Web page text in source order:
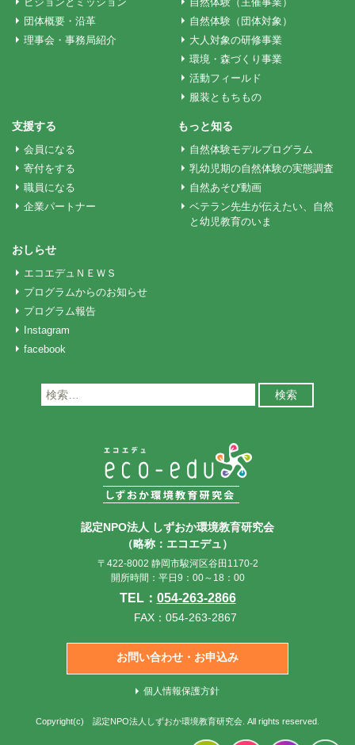
ー
ョ
ン
団体概要・沿革
理事会・事務局紹介
自然体験（団体対象）
大人対象の研修事業
環境・森づくり事業
活動フィールド
服装ともちもの
支援する
会員になる
寄付をする
職員になる
企業パートナー
もっと知る
自然体験モデルプログラム
乳幼児期の自然体験の実態調査
自然あそび動画
ベテラン先生が伝えたい、自然
と幼児教育のいま
おしらせ
エコエデュＮＥＷＳ
プログラムからのお知らせ
プログラム報告
Instagram
facebook
検
索:
認定NPO法人 しずおか環境教育研究会
（略称：エコエデュ）
〒422-8002 静岡市駿河区谷田1170-2
開所時間：平日9：00～18：00
TEL： 054-263-2866
FAX：054-263-2867
お問い合わせ・お申込み
個人情報保護方針
Copyright(c) 認定NPO法人しずおか環境教育研究会 . All rights reserved.